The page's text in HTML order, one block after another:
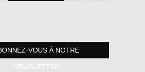
VOUS À NOTRE
NEWSLETTER